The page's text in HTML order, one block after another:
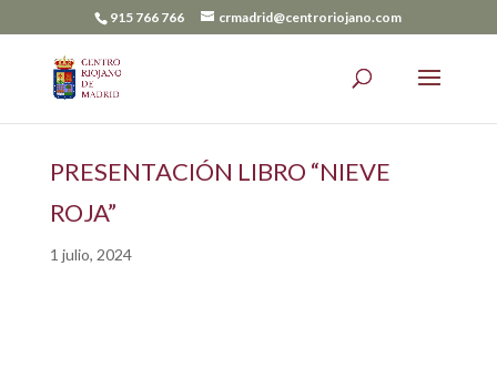
915 766 766 crmadrid@centroriojano.com
PRESENTACIÓN LIBRO “NIEVE
ROJA”
1 julio, 2024